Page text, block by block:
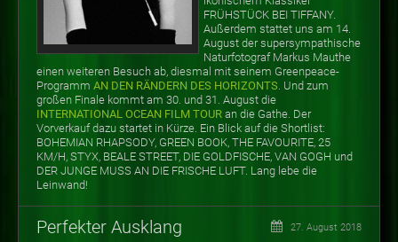
FRÜHSTÜCK BEI TIFFANY.
Außerdem stattet uns am 14.
August der supersympathische
Naturfotograf Markus Mauthe
einen weiteren Besuch ab, diesmal mit seinem Greenpeace-
Programm AN DEN RÄNDERN DES HORIZONTS. Und zum
großen Finale kommt am 30. und 31. August die
INTERNATIONAL OCEAN FILM TOUR an die Gathe. Der
Vorverkauf dazu startet in Kürze. Ein Blick auf die Shortlist:
BOHEMIAN RHAPSODY, GREEN BOOK, THE FAVOURITE, 25
KM/H, STYX, BEALE STREET, DIE GOLDFISCHE, VAN GOGH und
DER JUNGE MUSS AN DIE FRISCHE LUFT. Lang lebe die
Leinwand!
Perfekter Ausklang 27. August 2018